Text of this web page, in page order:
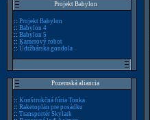
Projekt Babylon
:: Projekt Babylon
:: Babylon 4
:: Babylon 5
:: Kamerový robot
:: Údržbárska gondola
Pozemská aliancia
:: Konštrukčná fúria Tonka
:: Raketoplán pre posádku
:: Transportér Skylark